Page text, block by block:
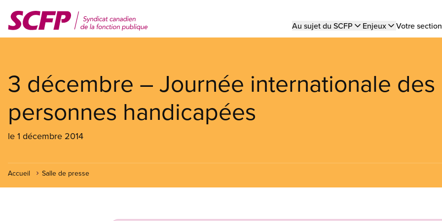
contenu
Main
Au sujet du SCFP Enjeux Votre
3 décembre – Journée internationale des
personnes handicapées
le 1 décembre 2014
Accueil Salle de presse